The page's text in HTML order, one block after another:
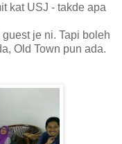
kat USJ - takde apa
je ni. Tapi boleh
Old Town pun ada.